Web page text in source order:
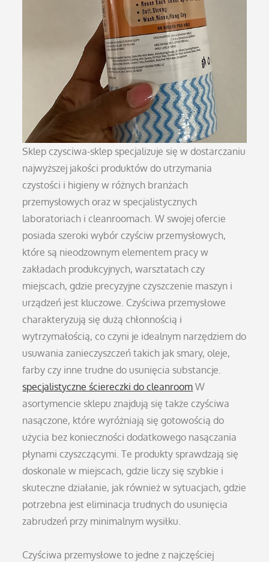
Sklep czysciwa-sklep specjalizuje się w dostarczaniu
najwyższej jakości produktów do utrzymania
czystości i higieny w różnych branżach
przemysłowych oraz w specjalistycznych
laboratoriach i cleanroomach. W swojej ofercie
posiada szeroki wybór czyściw przemysłowych,
które są nieodzownym elementem pracy w
zakładach produkcyjnych, warsztatach czy
miejscach, gdzie precyzyjne czyszczenie maszyn i
urządzeń jest kluczowe. Czyściwa przemysłowe
charakteryzują się dużą chłonnością i
wytrzymałością, co czyni je idealnym narzędziem do
usuwania zanieczyszczeń takich jak smary, oleje,
farby czy inne trudne do usunięcia substancje.
specjalistyczne ściereczki do cleanroom W
asortymencie sklepu znajdują się także czyściwa
nasączone, które wyróżniają się gotowością do
użycia bez konieczności dodatkowego nasączania
płynami czyszczącymi. Te produkty sprawdzają się
doskonale w miejscach, gdzie liczy się szybkie i
skuteczne działanie, jak również w sytuacjach, gdzie
potrzebna jest eliminacja trudnych do usunięcia
zabrudzeń przy minimalnym wysiłku.
Czyściwa przemysłowe to jedne z najczęściej